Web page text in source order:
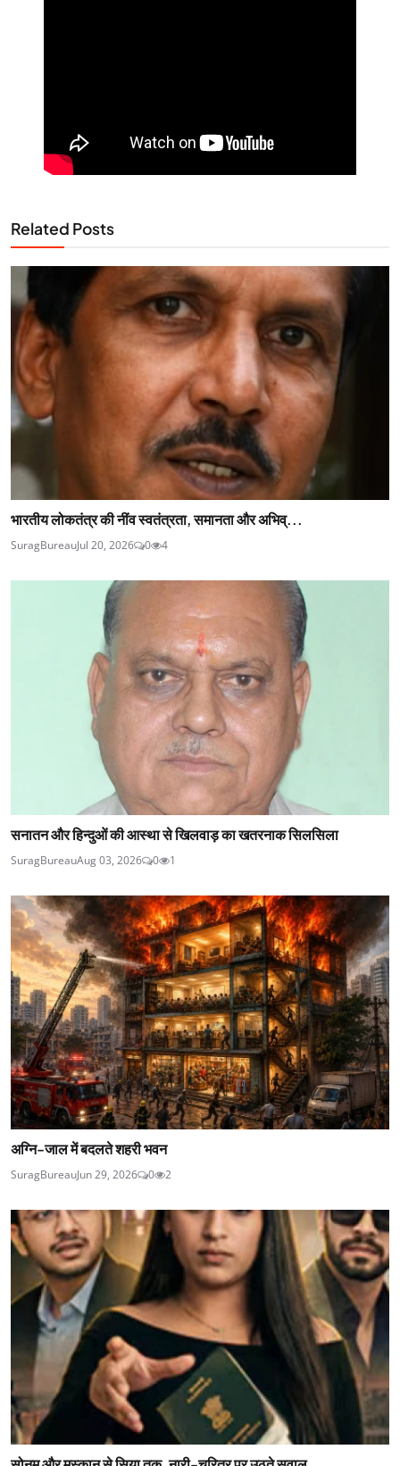
Related Posts
भारतीय लोकतंत्र की नींव स्वतंत्रता, समानता और अभिव्...
SuragBureauJul 20, 2026 0 4
सनातन और हिन्दुओं की आस्था से खिलवाड़ का खतरनाक सिलसिला
SuragBureauAug 03, 2026 0 1
अग्नि-जाल में बदलते शहरी भवन
SuragBureauJun 29, 2026 0 2